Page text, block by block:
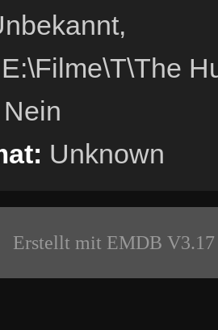
E:\Filme\T\The
Nein
Unknown
Erstellt mit EMDB V3.17